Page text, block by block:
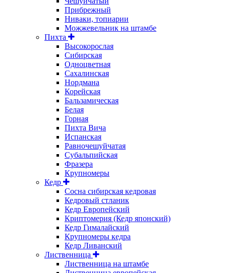
Прибрежный
Ниваки, топиарии
Можжевельник на штамбе
Пихта
Высокорослая
Сибирская
Одноцветная
Сахалинская
Нордмана
Корейская
Бальзамическая
Белая
Горная
Пихта Вича
Испанская
Равночешуйчатая
Субальпийская
Фразера
Крупномеры
Кедр
Сосна сибирская кедровая
Кедровый стланик
Кедр Европейский
Криптомерия (Кедр японский)
Кедр Гималайский
Крупномеры кедра
Кедр Ливанский
Лиственница
Лиственница на штамбе